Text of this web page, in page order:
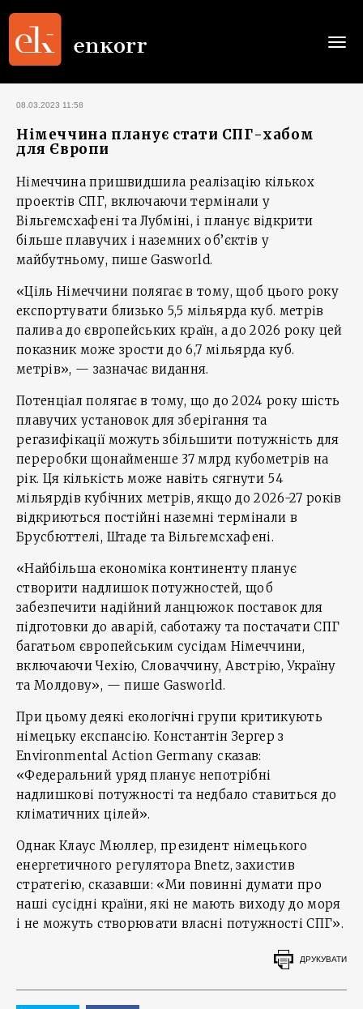
08.03.2023 11:58
Німеччина планує стати СПГ-хабом
для Європи
Німеччина пришвидшила реалізацію кількох
проектів СПГ, включаючи термінали у
Вільгемсхафені та Лубміні, і планує відкрити
більше плавучих і наземних об’єктів у
майбутньому, пише Gasworld.
«Ціль Німеччини полягає в тому, щоб цього року
експортувати близько 5,5 мільярда куб. метрів
палива до європейських країн, а до 2026 року цей
показник може зрости до 6,7 мільярда куб.
метрів», — зазначає видання.
Потенціал полягає в тому, що до 2024 року шість
плавучих установок для зберігання та
регазифікації можуть збільшити потужність для
переробки щонайменше 37 млрд кубометрів на
рік. Ця кількість може навіть сягнути 54
мільярдів кубічних метрів, якщо до 2026-27 років
відкриються постійні наземні термінали в
Брусбюттелі, Штаде та Вільгемсхафені.
«Найбільша економіка континенту планує
створити надлишок потужностей, щоб
забезпечити надійний ланцюжок поставок для
підготовки до аварій, саботажу та постачати СПГ
багатьом європейським сусідам Німеччини,
включаючи Чехію, Словаччину, Австрію, Україну
та Молдову», — пише Gasworld.
При цьому деякі екологічні групи критикують
німецьку експансію. Константін Зергер з
Environmental Action Germany сказав:
«Федеральний уряд планує непотрібні
надлишкові потужності та недбало ставиться до
кліматичних цілей».
Однак Клаус Мюллер, президент німецького
енергетичного регулятора Bnetz, захистив
стратегію, сказавши: «Ми повинні думати про
наші сусідні країни, які не мають виходу до моря
і не можуть створювати власні потужності СПГ».
ДРУКУВАТИ